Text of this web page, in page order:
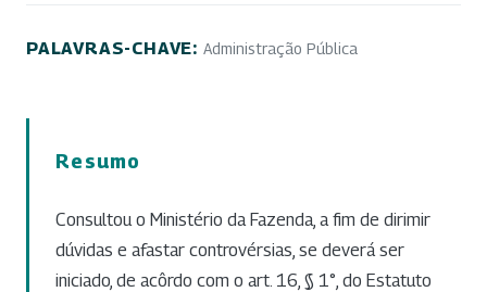
PALAVRAS-CHAVE: Administração Pública
Resumo
Consultou o Ministério da Fazenda, a fim de dirimir
dúvidas e afastar controvérsias, se deverá ser
iniciado, de acôrdo com o art. 16, § 1°, do Estatuto